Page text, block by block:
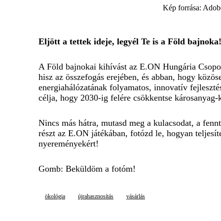
Kép forrása:
Eljött a tettek ideje, legyél Te is a Föld bajnoka!
A Föld bajnokai kihívást az E.ON Hungária
hisz az összefogás erejében, és abban, hogy
energiahálózatának folyamatos, innovatív
célja, hogy 2030-ig felére csökkentse
Nincs más hátra, mutasd meg a kulacsodat, a
részt az E.ON játékában, fotózd le, hogyan
nyereményekért!
Gomb: Beküldöm a fotóm!
ökológia újrahasznosítás vásárlás